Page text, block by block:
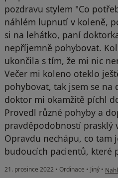
pozdravu stylem "Co
náhlém lupnutí v koleně,
si na lehátko, paní
nepříjemně pohybovat.
ukončila s tím, že mi nic
Večer mi koleno oteklo
pohybovat, tak jsem se na
doktor mi okamžitě píchl
Provedl různé pohyby a
pravděpodobností prasklý
Opravdu nechápu, co tam
budoucích pacientů, které
21. prosince 2022 • Ordinace • Jiný •